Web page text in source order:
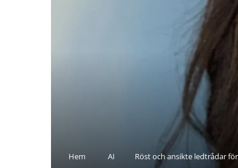
Hem AI Röst och ansikte ledtrådar